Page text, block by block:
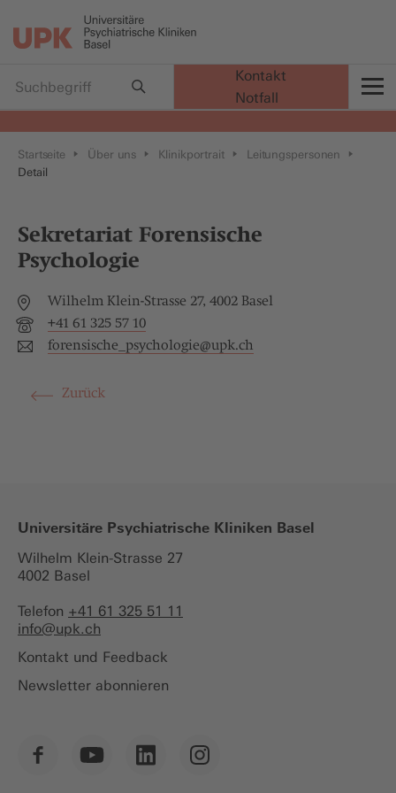
Startseite Über uns Klinikportrait
Leitungspersonen
Detail
Sekretariat Forensische
Psychologie
Wilhelm Klein-Strasse 27, 4002 Basel
+41 61 325 57 10
forensische_psychologie@upk.ch
Zurück
Kontakt
Notfall
Universitäre Psychiatrische Kliniken Basel
Wilhelm Klein-Strasse 27
4002 Basel
Telefon +41 61 325 51 11
info@upk.ch
Kontakt und Feedback
Newsletter abonnieren